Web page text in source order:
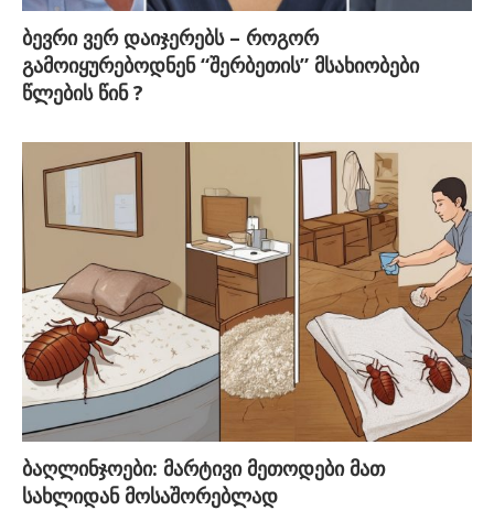
ბევრი ვერ დაიჯერებს – როგორ
გამოიყურებოდნენ “შერბეთის” მსახიობები
წლების წინ ?
ბაღლინჯოები: მარტივი მეთოდები მათ
სახლიდან მოსაშორებლად